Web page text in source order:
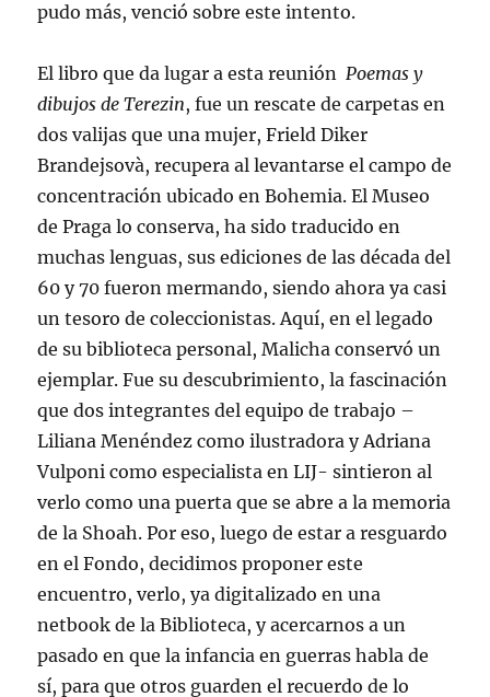
pudo más, venció sobre este intento.
El libro que da lugar a esta reunión Poemas y
dibujos de Terezin, fue un rescate de carpetas en
dos valijas que una mujer, Frield Diker
Brandejsovà, recupera al levantarse el campo de
concentración ubicado en Bohemia. El Museo
de Praga lo conserva, ha sido traducido en
muchas lenguas, sus ediciones de las década del
60 y 70 fueron mermando, siendo ahora ya casi
un tesoro de coleccionistas. Aquí, en el legado
de su biblioteca personal, Malicha conservó un
ejemplar. Fue su descubrimiento, la fascinación
que dos integrantes del equipo de trabajo –
Liliana Menéndez como ilustradora y Adriana
Vulponi como especialista en LIJ- sintieron al
verlo como una puerta que se abre a la memoria
de la Shoah. Por eso, luego de estar a resguardo
en el Fondo, decidimos proponer este
encuentro, verlo, ya digitalizado en una
netbook de la Biblioteca, y acercarnos a un
pasado en que la infancia en guerras habla de
sí, para que otros guarden el recuerdo de lo